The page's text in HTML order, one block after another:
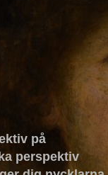
på
perspektiv